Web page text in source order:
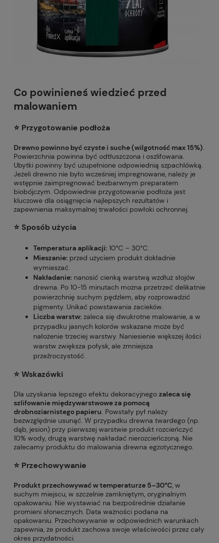
Co powinieneś wiedzieć przed
malowaniem
⭐️ Przygotowanie podłoża
Drewno powinno być czyste i suche (wilgotność max 15%).
Powierzchnia powinna być odtłuszczona i oszlifowana.
Ubytki powinny być uzupełnione odpowiednią szpachlówką.
Jeżeli drewno nie było wcześniej impregnowane, należy je
wstępnie zaimpregnować bezbarwnym preparatem
biobójczym. Odpowiednie przygotowanie podłoża jest
kluczowe dla osiągnięcia najlepszych rezultatów i
zapewnienia maksymalnej trwałości powłoki ochronnej.
⭐️ Sposób użycia
Temperatura aplikacji: 10°C – 30°C.
Mieszanie: przed użyciem produkt dokładnie
wymieszać.
Nakładanie: nanosić cienką warstwą wzdłuż słojów
drewna. Po 10-15 minutach można przetrzeć delikatnie
powierzchnię suchym pędzlem, aby rozprowadzić
pigmenty. Unikać powstawania zacieków.
Liczba warstw: zaleca się dwukrotne malowanie, a w
przypadku jasnych kolorów wskazane może być
nałożenie trzeciej warstwy. Naniesienie większej ilości
warstw zwiększa połysk, ale zmniejsza
przeźroczystość.
⭐️ Wskazówki
Dla uzyskania lepszego efektu dekoracyjnego zaleca się
szlifowanie międzywarstwowe za pomocą
drobnoziarnistego papieru. Powstały pył należy
bezwzględnie usunąć. W przypadku drewna twardego (np.
dąb, jesion) przy pierwszej warstwie produkt rozcieńczyć
10% wody, drugą warstwę nakładać nierozcieńczoną. Nie
zalecamy produktu do malowania drewna egzotycznego.
⭐️ Przechowywanie
Produkt przechowywać w temperaturze 5–30°C, w
suchym miejscu, w szczelnie zamkniętym, oryginalnym
opakowaniu. Nie wystawiać na bezpośrednie działanie
promieni słonecznych. Data ważności podana na
opakowaniu. Przechowywanie w odpowiednich warunkach
zapewnia, że produkt zachowa swoje właściwości przez cały
okres przydatności.